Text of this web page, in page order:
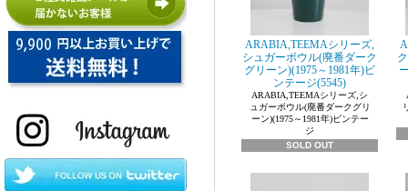
ARABIA,TEEMAシリーズ,
シュガーボウル(廃番ダーク
グリーン)(1975～1981年)ビ
ンテージ(5545)
ARABIA,TEEMAシリーズ,シ
ュガーボウル(廃番ダークグリ
ーン)(1975～1981年)ビンテー
ジ
SOLD OUT